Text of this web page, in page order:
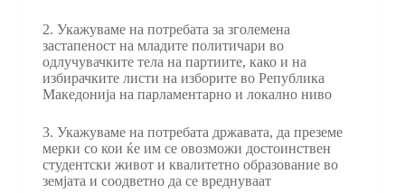
2. Укажуваме на потребата за зголемена
застапеност на младите политичари во
одлучувачките тела на партиите, како и на
избирачките листи на изборите во Република
Македонија на парламентарно и локално ниво
3. Укажуваме на потребата државата, да преземе
мерки со кои ќе им се овозможи достоинствен
студентски живот и квалитетно образование во
земјата и соодветно да се вреднуваат